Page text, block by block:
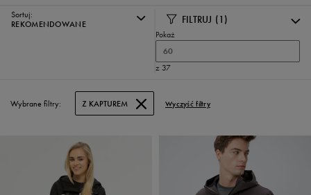
Sortuj:
REKOMENDOWANE
FILTRUJ (1)
Pokaż
60
z 37
Wybrane filtry: Z KAPTUREM Wyczyść filtry